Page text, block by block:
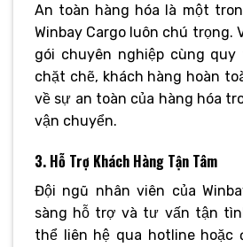
An toàn hàng hóa là một
Winbay Cargo luôn chú trọng.
gói chuyên nghiệp cùng
chặt chẽ, khách hàng hoàn
về sự an toàn của hàng hóa
vận chuyển.
3. Hỗ Trợ Khách Hàng Tận Tâm
Đội ngũ nhân viên của
sàng hỗ trợ và tư vấn tận
thể liên hệ qua hotline hoặc